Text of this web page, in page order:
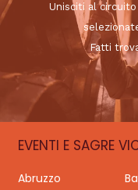
Unisciti al circuito
Fatti
EVENTI E SAGRE
Abruzzo